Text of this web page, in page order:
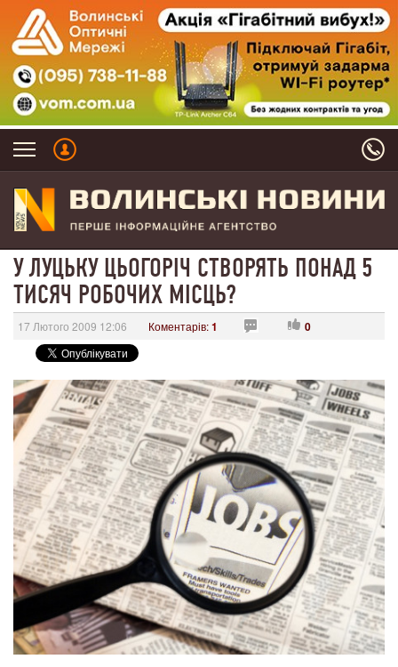
У ЛУЦЬКУ ЦЬОГОРІЧ СТВОРЯТЬ ПОНАД 5
ТИСЯЧ РОБОЧИХ МІСЦЬ?
17 Лютого 2009 12:06 Коментарів:1 0